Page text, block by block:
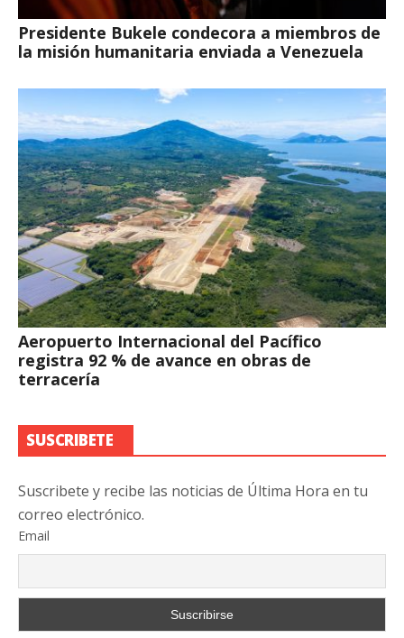
Presidente Bukele condecora a miembros de
la misión humanitaria enviada a Venezuela
Aeropuerto Internacional del Pacífico
registra 92 % de avance en obras de
terracería
SUSCRIBETE
Suscribete y recibe las noticias de Última Hora en tu
correo electrónico.
Email